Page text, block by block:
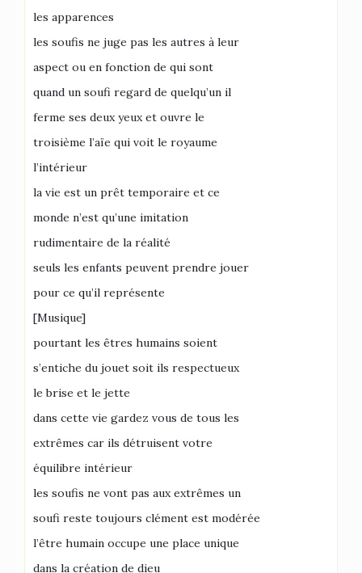
les apparences
les soufis ne juge pas les autres à leur
aspect ou en fonction de qui sont
quand un soufi regard de quelqu’un il
ferme ses deux yeux et ouvre le
troisième l’aïe qui voit le royaume
l’intérieur
la vie est un prêt temporaire et ce
monde n’est qu’une imitation
rudimentaire de la réalité
seuls les enfants peuvent prendre jouer
pour ce qu’il représente
[Musique]
pourtant les êtres humains soient
s’entiche du jouet soit ils respectueux
le brise et le jette
dans cette vie gardez vous de tous les
extrêmes car ils détruisent votre
équilibre intérieur
les soufis ne vont pas aux extrêmes un
soufi reste toujours clément est modérée
l’être humain occupe une place unique
dans la création de dieu